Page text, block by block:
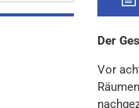
Der
Vor